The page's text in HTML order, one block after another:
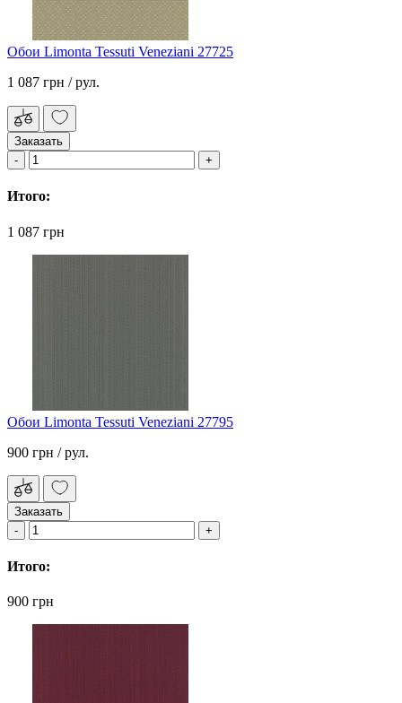
Обои Limonta Tessuti Veneziani 27725
1 087 грн / рул.
Заказать
Итого:
1 087 грн
Обои Limonta Tessuti Veneziani 27795
900 грн / рул.
Заказать
Итого:
900 грн